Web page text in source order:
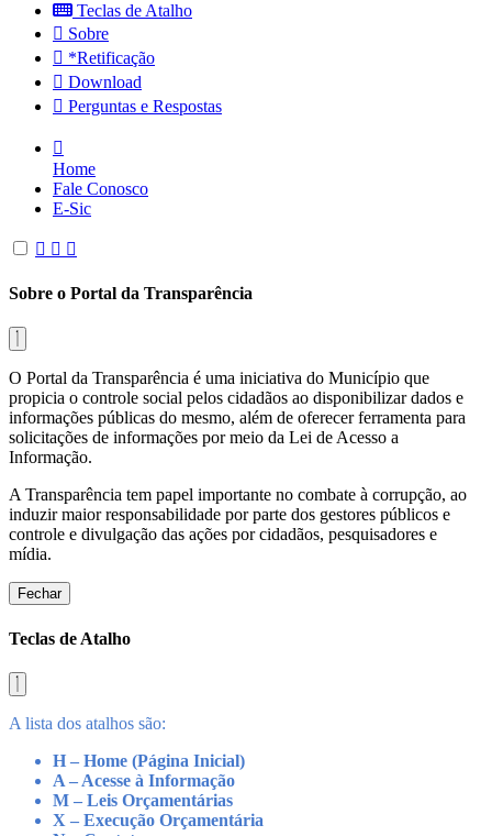
Teclas de Atalho
Sobre
*Retificação
Download
Perguntas e Respostas
Home
Fale Conosco
E-Sic
Sobre o Portal da Transparência
O Portal da Transparência é uma iniciativa do Município que
propicia o controle social pelos cidadãos ao disponibilizar dados e
informações públicas do mesmo, além de oferecer ferramenta para
solicitações de informações por meio da Lei de Acesso a
Informação.
A Transparência tem papel importante no combate à corrupção, ao
induzir maior responsabilidade por parte dos gestores públicos e
controle e divulgação das ações por cidadãos, pesquisadores e
mídia.
Fechar
Teclas de Atalho
A lista dos atalhos são:
H – Home (Página Inicial)
A – Acesse à Informação
M – Leis Orçamentárias
X – Execução Orçamentária